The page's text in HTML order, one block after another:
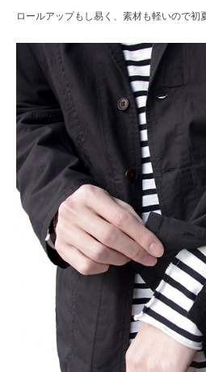
ロールアップもし易く、素材も軽いので初